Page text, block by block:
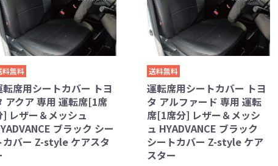
料無料
転席用シートカバー トヨ
アクア 専用 運転席[1席
] レザー＆メッシュ
ブラック シー
カバー Z-style ケアスタ
送料無料
運転席用シートカバー トヨ
タ アルファード 専用 運転
席[1席分] レザー＆メッシ
ュ HYADVANCE ブラック
シートカバー Z-style ケア
スター